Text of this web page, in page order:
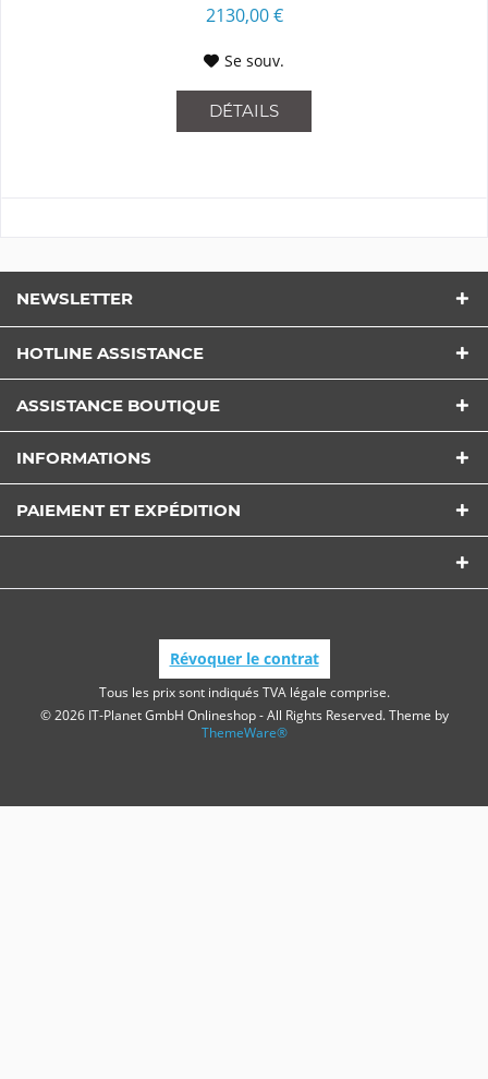
2130,00 €
Se souv.
DÉTAILS
NEWSLETTER
HOTLINE ASSISTANCE
ASSISTANCE BOUTIQUE
INFORMATIONS
PAIEMENT ET EXPÉDITION
Révoquer le contrat
Tous les prix sont indiqués TVA légale comprise.
© 2026 IT-Planet GmbH Onlineshop - All Rights Reserved. Theme by
ThemeWare®